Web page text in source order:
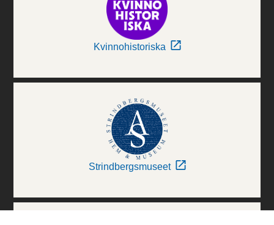
Kvinnohistoriska
Strindbergsmuseet